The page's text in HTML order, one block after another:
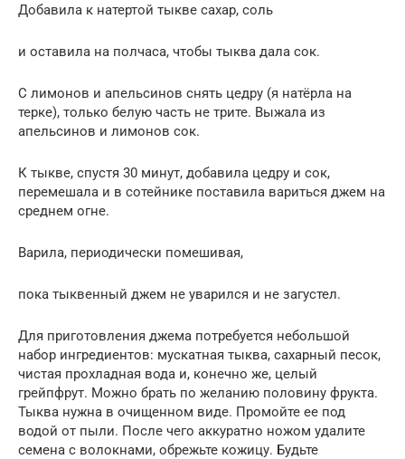
Добавила к натертой тыкве сахар, соль
и оставила на полчаса, чтобы тыква дала сок.
С лимонов и апельсинов снять цедру (я натёрла на
терке), только белую часть не трите. Выжала из
апельсинов и лимонов сок.
К тыкве, спустя 30 минут, добавила цедру и сок,
перемешала и в сотейнике поставила вариться джем на
среднем огне.
Варила, периодически помешивая,
пока тыквенный джем не уварился и не загустел.
Для приготовления джема потребуется небольшой
набор ингредиентов: мускатная тыква, сахарный песок,
чистая прохладная вода и, конечно же, целый
грейпфрут. Можно брать по желанию половину фрукта.
Тыква нужна в очищенном виде. Промойте ее под
водой от пыли. После чего аккуратно ножом удалите
семена с волокнами, обрежьте кожицу. Будьте